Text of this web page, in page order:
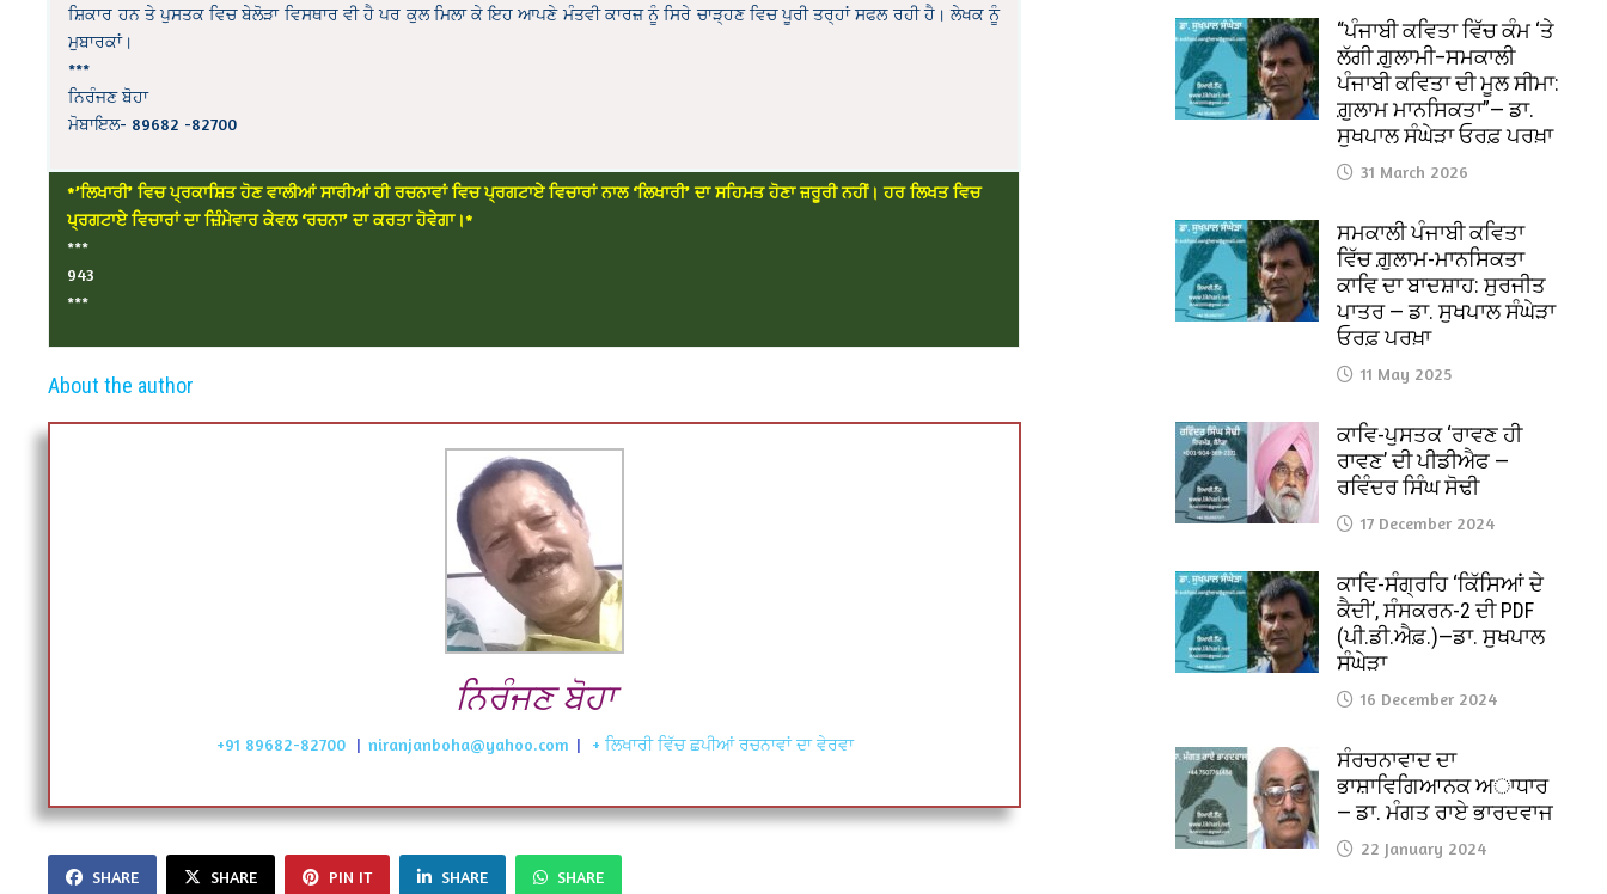
ਸ਼ਿਕਾਰ ਹਨ ਤੇ ਪੁਸਤਕ ਵਿਚ ਬੇਲੋੜਾ ਵਿਸਥਾਰ ਵੀ ਹੈ ਪਰ ਕੁਲ ਮਿਲਾ ਕੇ ਇਹ ਆਪਣੇ ਮੰਤਵੀ ਕਾਰਜ਼ ਨੂੰ ਸਿਰੇ ਚਾੜ੍ਹਣ ਵਿਚ ਪੂਰੀ ਤਰ੍ਹਾਂ ਸਫਲ ਰਹੀ ਹੈ। ਲੇਖਕ ਨੂੰ
ਮੁਬਾਰਕਾਂ।
***
ਨਿਰੰਜਣ ਬੋਹਾ
ਮੋਬਾਇਲ- 89682 -82700
*’ਲਿਖਾਰੀ’ ਵਿਚ ਪ੍ਰਕਾਸ਼ਿਤ ਹੋਣ ਵਾਲੀਆਂ ਸਾਰੀਆਂ ਹੀ ਰਚਨਾਵਾਂ ਵਿਚ ਪ੍ਰਗਟਾਏ ਵਿਚਾਰਾਂ ਨਾਲ ‘ਲਿਖਾਰੀ’ ਦਾ ਸਹਿਮਤ ਹੋਣਾ ਜ਼ਰੂਰੀ ਨਹੀਂ। ਹਰ ਲਿਖਤ ਵਿਚ
ਪ੍ਰਗਟਾਏ ਵਿਚਾਰਾਂ ਦਾ ਜ਼ਿੰਮੇਵਾਰ ਕੇਵਲ ‘ਰਚਨਾ’ ਦਾ ਕਰਤਾ ਹੋਵੇਗਾ।*
***
943
***
About the author
ਨਿਰੰਜਣ ਬੋਹਾ
+91 89682-82700 | niranjanboha@yahoo.com | + ਲਿਖਾਰੀ ਵਿੱਚ ਛਪੀਆਂ ਰਚਨਾਵਾਂ ਦਾ ਵੇਰਵਾ
SHARE SHARE PIN IT SHARE SHARE
“ਪੰਜਾਬੀ ਕਵਿਤਾ ਵਿੱਚ ਕੰਮ ‘ਤੇ
ਲੱਗੀ ਗ਼ੁਲਾਮੀ–ਸਮਕਾਲੀ
ਪੰਜਾਬੀ ਕਵਿਤਾ ਦੀ ਮੂਲ ਸੀਮਾ:
ਗ਼ੁਲਾਮ ਮਾਨਸਿਕਤਾ”— ਡਾ.
ਸੁਖਪਾਲ ਸੰਘੇੜਾ ਓਰਫ਼ ਪਰਖ਼ਾ
31 March 2026
ਸਮਕਾਲੀ ਪੰਜਾਬੀ ਕਵਿਤਾ
ਵਿੱਚ ਗ਼ੁਲਾਮ-ਮਾਨਸਿਕਤਾ
ਕਾਵਿ ਦਾ ਬਾਦਸ਼ਾਹ: ਸੁਰਜੀਤ
ਪਾਤਰ — ਡਾ. ਸੁਖਪਾਲ ਸੰਘੇੜਾ
ਓਰਫ਼ ਪਰਖ਼ਾ
11 May 2025
ਕਾਵਿ-ਪੁਸਤਕ ‘ਰਾਵਣ ਹੀ
ਰਾਵਣ’ ਦੀ ਪੀਡੀਐਫ —
ਰਵਿੰਦਰ ਸਿੰਘ ਸੋਢੀ
17 December 2024
ਕਾਵਿ-ਸੰਗ੍ਰਹਿ ‘ਕਿੱਸਿਆਂ ਦੇ
ਕੈਦੀ’, ਸੰਸਕਰਨ-2 ਦੀ PDF
(ਪੀ.ਡੀ.ਐਫ਼.)—ਡਾ. ਸੁਖਪਾਲ
ਸੰਘੇੜਾ
16 December 2024
ਸੰਰਚਨਾਵਾਦ ਦਾ
ਭਾਸ਼ਾਵਿਗਿਆਨਕ ਅਾਧਾਰ
— ਡਾ. ਮੰਗਤ ਰਾਏ ਭਾਰਦਵਾਜ
22 January 2024